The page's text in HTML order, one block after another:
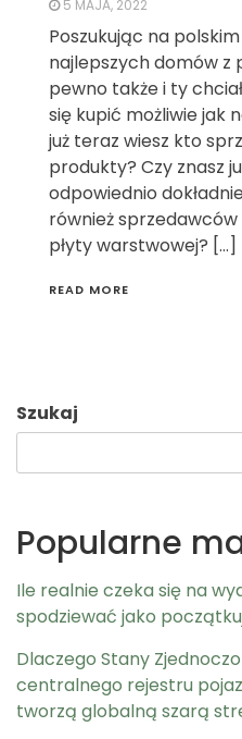
5 MAJA, 2022
Poszukując na
najlepszych domów z
pewno także i ty
się kupić możliwie jak
już teraz wiesz kto
produkty? Czy znasz
odpowiednio
również
płyty warstwowej? […]
READ MORE
Szukaj
Popularne
Ile realnie czeka się na
spodziewać jako
Dlaczego Stany
centralnego rejestru
tworzą globalną szarą